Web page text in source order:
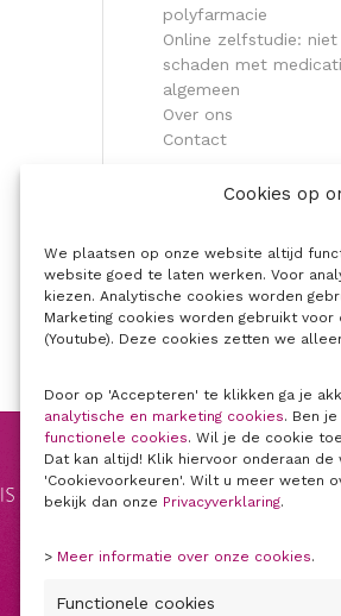
Cookies op
We plaatsen op onze website altijd
website goed te laten werken. Voor
kiezen. Analytische cookies worden
Marketing cookies worden gebruikt voor
(Youtube). Deze cookies zetten we
Door op 'Accepteren' te klikken ga je
analytische en marketing cookies. Ben
functionele cookies. Wil je de cookie
Dat kan altijd! Klik hiervoor onderaan
'Cookievoorkeuren'. Wilt u meer weten
bekijk dan onze Privacyverklaring.
> Meer informatie over onze cookies.
Functionele cookies
polyfarmacie
Online zelfstudie: niet
schaden met
algemeen
Over ons
Contact
CATEGORIEËN
ARCHIEF
SNEL NAAR
Contact